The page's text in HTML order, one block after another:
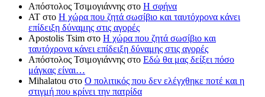
Απόστολος Τσιμογιάννης στο Η σφήνα
ΑΤ στο Η χώρα που ζητά σωσίβιο και ταυτόχρονα κάνει
επίδειξη δύναμης στις αγορές
Apostolis Tsim στο Η χώρα που ζητά σωσίβιο και
ταυτόχρονα κάνει επίδειξη δύναμης στις αγορές
Απόστολος Τσιμογιάννης στο Εδώ θα μας δείξει πόσο
μάγκας είναι…
Mihalatou στο Ο πολιτικός που δεν ελέγχθηκε ποτέ και η
στιγμή που κρίνει την πατρίδα